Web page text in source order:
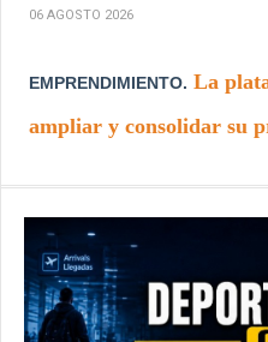
06 AGOSTO 2026
EMPRENDIMIENTO. La
ampliar y consolidar su
autenticidad, el
digitales y nuevas
para los creadores de